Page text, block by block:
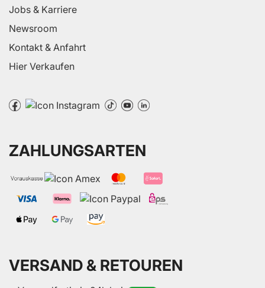
Jobs & Karriere
Newsroom
Kontakt & Anfahrt
Hier Verkaufen
ZAHLUNGSARTEN
VERSAND & RETOUREN